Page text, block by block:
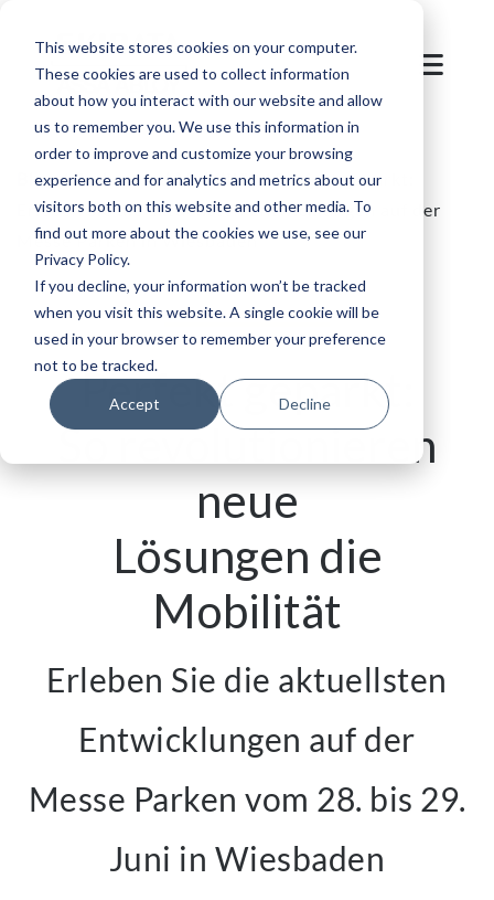
This website stores cookies on your computer.
These cookies are used to collect information
about how you interact with our website and allow
us to remember you. We use this information in
order to improve and customize your browsing
experience and for analytics and metrics about our
visitors both on this website and other media. To
find out more about the cookies we use, see our
Privacy Policy.
If you decline, your information won’t be tracked
when you visit this website. A single cookie will be
used in your browser to remember your preference
not to be tracked.
Accept Decline
Blog /Parken und Mobilität /Perfekt geparkt:
Erleben Sie die aktuellsten Entwicklungen auf der
Messe Parken in Wiesbaden
Perfekt geparkt:
So revolutionieren
neue
Lösungen die
Mobilität
Erleben Sie die aktuellsten
Entwicklungen auf der
Messe Parken vom 28. bis 29.
Juni in Wiesbaden